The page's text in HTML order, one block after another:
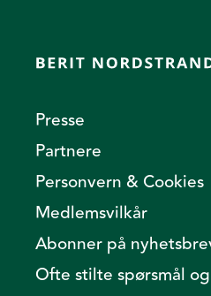
Presse
Partnere
Personvern & Cookies
Medlemsvilkår
Abonner på
Ofte stilte spørsmål